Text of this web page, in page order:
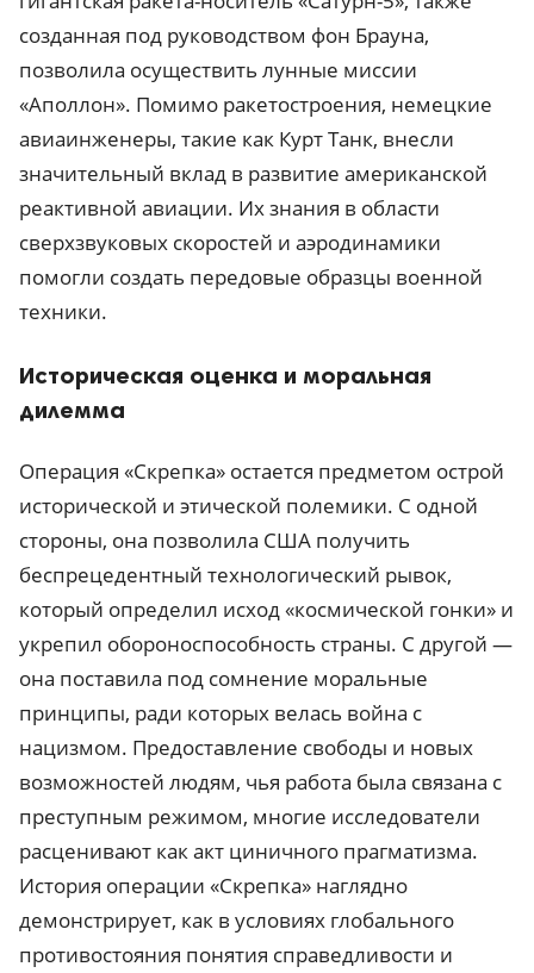
созданная под руководством фон Брауна,
позволила осуществить лунные миссии
«Аполлон». Помимо ракетостроения, немецкие
авиаинженеры, такие как Курт Танк, внесли
значительный вклад в развитие американской
реактивной авиации. Их знания в области
сверхзвуковых скоростей и аэродинамики
помогли создать передовые образцы военной
техники.
Историческая оценка и моральная
дилемма
Операция «Скрепка» остается предметом острой
исторической и этической полемики. С одной
стороны, она позволила США получить
беспрецедентный технологический рывок,
который определил исход «космической гонки» и
укрепил обороноспособность страны. С другой —
она поставила под сомнение моральные
принципы, ради которых велась война с
нацизмом. Предоставление свободы и новых
возможностей людям, чья работа была связана с
преступным режимом, многие исследователи
расценивают как акт циничного прагматизма.
История операции «Скрепка» наглядно
демонстрирует, как в условиях глобального
противостояния понятия справедливости и